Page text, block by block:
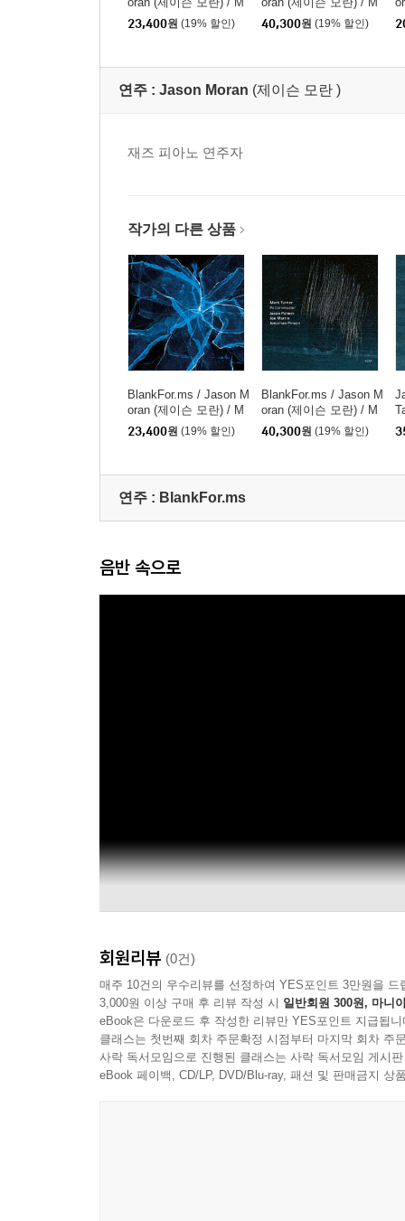
arcus Gilmore (마커스
길모어) - Shards
23,400원 (19% 할인)
arcus Gilmore (마커스
길모어) - Shards [클리
40,300원 (19% 할인)
-
연주 : Jason Moran (제이슨 모란 )
재즈 피아노 연주자
작가의 다른 상품
BlankFor.ms / Jason M
oran (제이슨 모란) / M
arcus Gilmore (마커스
길모어) - Shards
23,400원 (19% 할인)
BlankFor.ms / Jason M
oran (제이슨 모란) / M
arcus Gilmore (마커스
길모어) - Shards [클리
40,300원 (19% 할인)
연주 : BlankFor.ms
음반 속으로
회원리뷰 (0건)
매주 10건의 우수리뷰를 선정하여 YES포인트 3만원을 드
3,000원 이상 구매 후 리뷰 작성 시 일반회원 300원, 마니
eBook은 다운로드 후 작성한 리뷰만 YES포인트 지급됩니
클래스는 첫번째 회차 주문확정 시점부터 마지막 회차 주
사락 독서모임으로 진행된 클래스는 사락 독서모임 게시
eBook 페이백, CD/LP, DVD/Blu-ray, 패션 및 판매금지 상